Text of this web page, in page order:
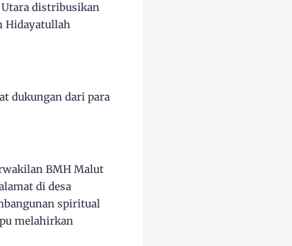
distribusikan
Hidayatullah
dukungan dari para
BMH Malut
di desa
spiritual
melahirkan